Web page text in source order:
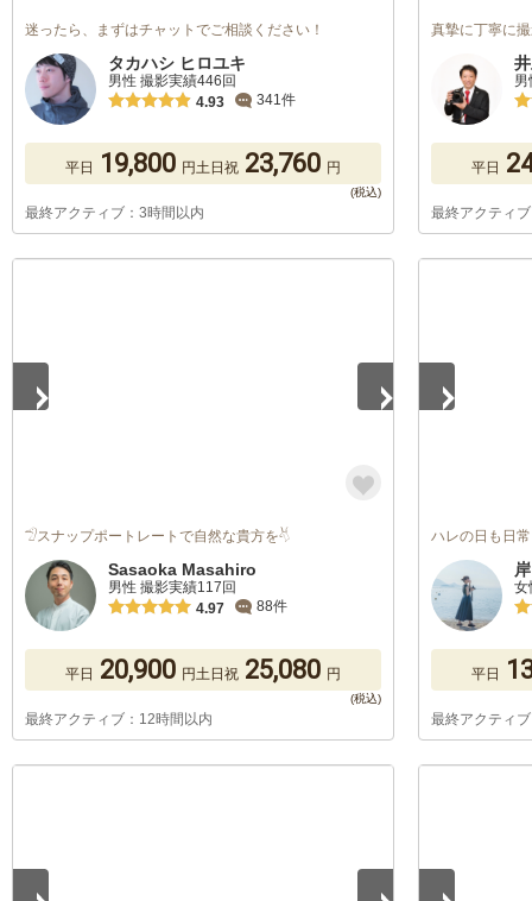
迷ったら、まずはチャットでご相談ください！
タカハシ ヒロユキ
男性 撮影実績446回
4.93
341件
平日 19,800 円土日祝 23,760 円
最終アクティブ：3時間以内
真摯に丁寧に
平日
最終アクティ
𓅿スナップポートレートで自然な貴方を𓄃
Sasaoka Masahiro
男性 撮影実績117回
4.97
88件
平日 20,900 円土日祝 25,080 円
最終アクティブ：12時間以内
ハレの日も日
女
平日
最終アクティ